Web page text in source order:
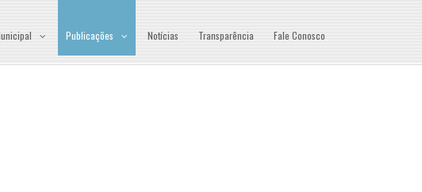
Publicações Notícias Transparência Fale Conosco